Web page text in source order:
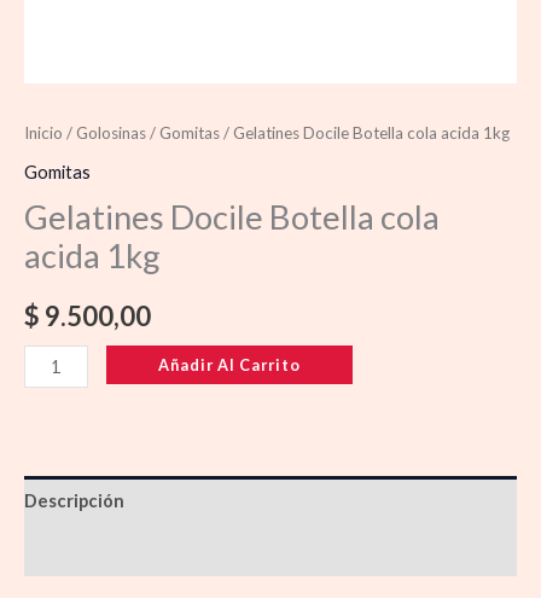
Inicio / Golosinas/ Gomitas/ Gelatines Docile Botella cola acida 1kg
Gomitas
Gelatines Docile Botella cola
acida 1kg
$ 9.500,00
Añadir Al Carrito
Descripción